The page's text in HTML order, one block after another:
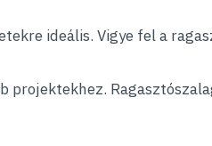
ideális. Vigye fel a
projektekhez.